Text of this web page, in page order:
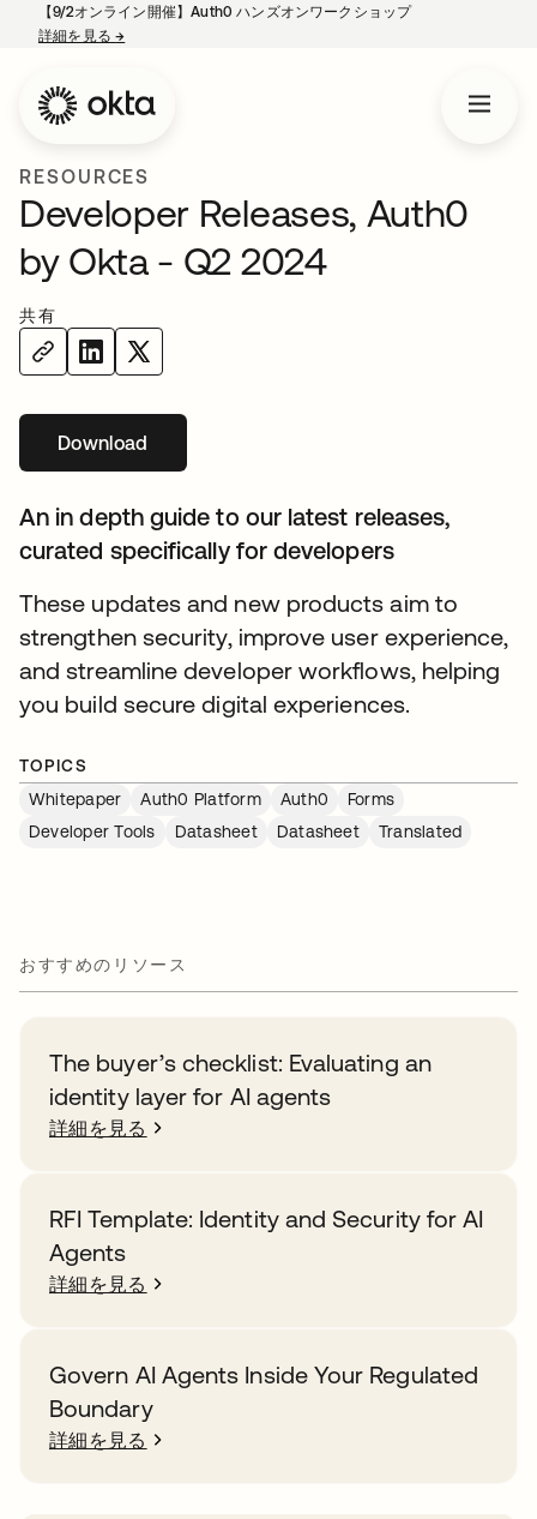
【9/2オンライン開催】Auth0 ハンズオンワークショップ
詳細を見る→
RESOURCES
Developer Releases, Auth0
by Okta - Q2 2024
共有
Download新しいタブで開く
An in depth guide to our latest releases,
curated specifically for developers
These updates and new products aim to
strengthen security, improve user experience,
and streamline developer workflows, helping
you build secure digital experiences.
TOPICS
Whitepaper
Auth0 Platform Auth0
Forms
Developer Tools
Datasheet Datasheet Translated
おすすめのリソース
The buyer’s checklist: Evaluating an
identity layer for AI agents
詳細を見る
RFI Template: Identity and Security for AI
Agents
詳細を見る
Govern AI Agents Inside Your Regulated
Boundary
詳細を見る